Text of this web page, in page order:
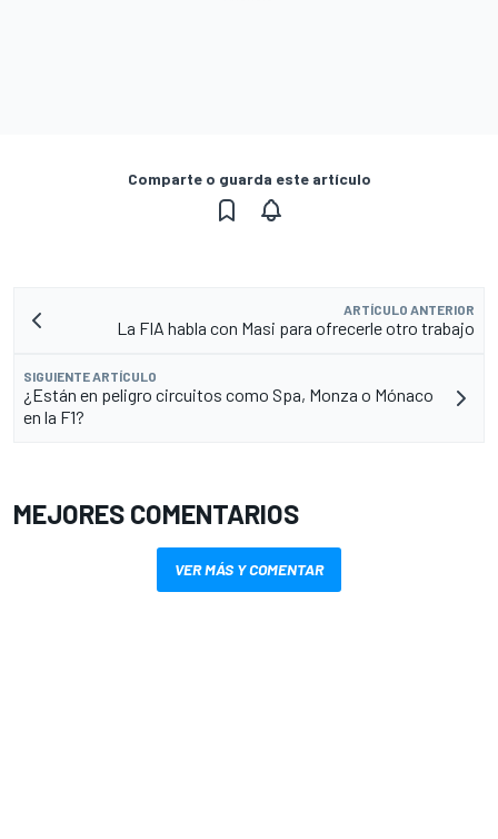
Comparte o guarda este artículo
ARTÍCULO ANTERIOR
La FIA habla con Masi para ofrecerle otro trabajo
SIGUIENTE ARTÍCULO
¿Están en peligro circuitos como Spa, Monza o Mónaco
en la F1?
MEJORES COMENTARIOS
VER MÁS Y COMENTAR